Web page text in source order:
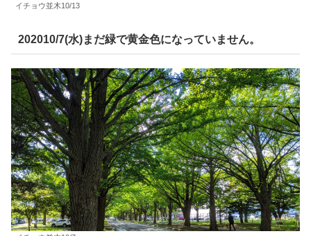
イチョウ並木10/13
202010/7(水)まだ緑で黄金色になっていません。